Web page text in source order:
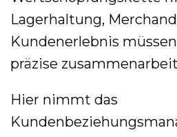
Lagerhaltung,
Kundenerlebnis
präzise
Hier nimmt das